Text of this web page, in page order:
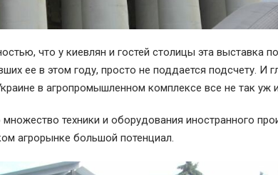
что у киевлян и гостей столицы эта выставка
ее в этом году, просто не поддается подсчету. И
в агропромышленном комплексе все не так уж
техники и оборудования иностранного
агрорынке большой потенциал.